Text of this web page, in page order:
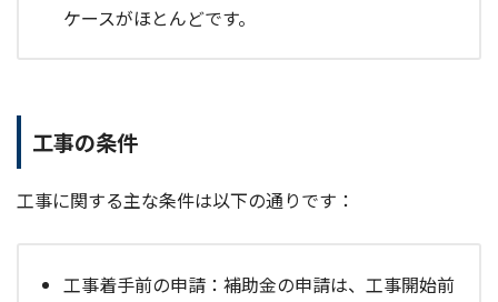
ケースがほとんどです。
工事の条件
工事に関する主な条件は以下の通りです：
工事着手前の申請：補助金の申請は、工事開始前